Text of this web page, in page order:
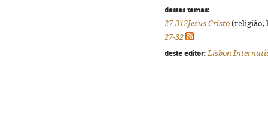
destes temas:
27-312Jesus Cristo (religião,
27-32
deste editor: Lisbon